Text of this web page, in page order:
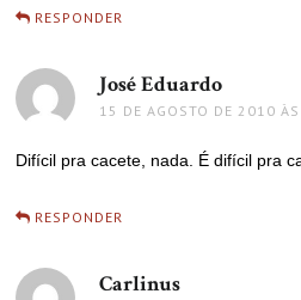
RESPONDER
José Eduardo
15 DE AGOSTO DE 2010
Difícil pra cacete, nada. É difícil pra
RESPONDER
Carlinus